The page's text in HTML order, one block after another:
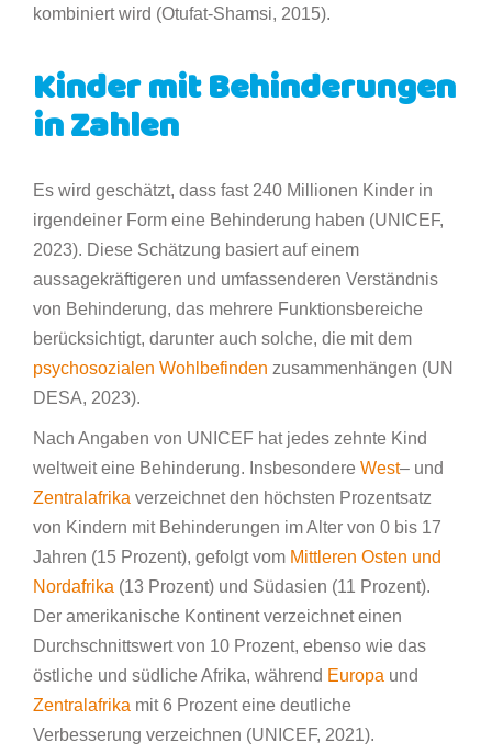
kombiniert wird (Otufat-Shamsi, 2015).
Kinder mit Behinderungen
in Zahlen
Es wird geschätzt, dass fast 240 Millionen Kinder in
irgendeiner Form eine Behinderung haben (UNICEF,
2023). Diese Schätzung basiert auf einem
aussagekräftigeren und umfassenderen Verständnis
von Behinderung, das mehrere Funktionsbereiche
berücksichtigt, darunter auch solche, die mit dem
psychosozialen Wohlbefinden zusammenhängen (UN
DESA, 2023).
Nach Angaben von UNICEF hat jedes zehnte Kind
weltweit eine Behinderung. Insbesondere West– und
Zentralafrika verzeichnet den höchsten Prozentsatz
von Kindern mit Behinderungen im Alter von 0 bis 17
Jahren (15 Prozent), gefolgt vom Mittleren Osten und
Nordafrika (13 Prozent) und Südasien (11 Prozent).
Der amerikanische Kontinent verzeichnet einen
Durchschnittswert von 10 Prozent, ebenso wie das
östliche und südliche Afrika, während Europa und
Zentralafrika mit 6 Prozent eine deutliche
Verbesserung verzeichnen (UNICEF, 2021).